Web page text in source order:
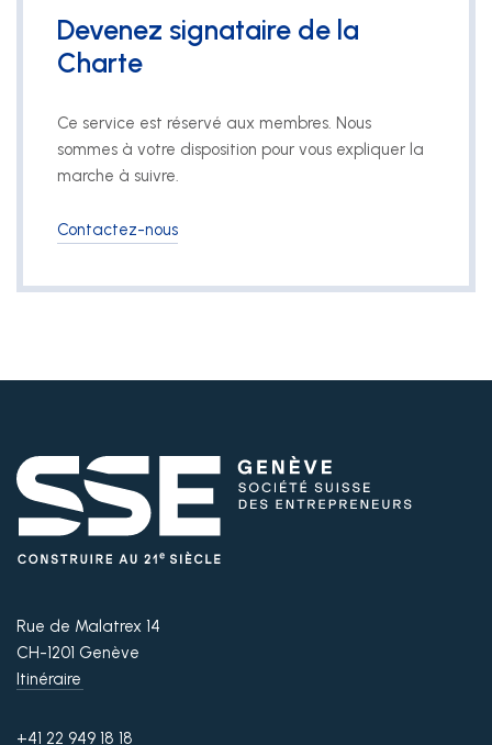
Devenez signataire de la
Charte
Ce service est réservé aux membres. Nous
sommes à votre disposition pour vous expliquer la
marche à suivre.
Contactez-nous
Rue de Malatrex 14
CH-1201 Genève
Itinéraire
+41 22 949 18 18